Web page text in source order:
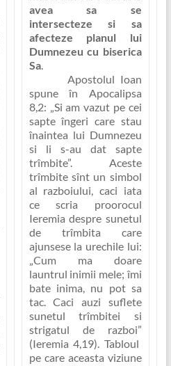
avea sa se
intersecteze si sa
afecteze planul lui
Dumnezeu cu biserica
Sa.
Apostolul Ioan
spune în Apocalipsa
8,2: „Si am vazut pe cei
sapte îngeri care stau
înaintea lui Dumnezeu
si li s-au dat sapte
trîmbite”. Aceste
trîmbite sînt un simbol
al razboiului, caci iata
ce scria proorocul
Ieremia despre sunetul
de trîmbita care
ajunsese la urechile lui:
„Cum ma doare
launtrul inimii mele; îmi
bate inima, nu pot sa
tac. Caci auzi suflete
sunetul trîmbitei si
strigatul de razboi”
(Ieremia 4,19). Tabloul
pe care aceasta viziune